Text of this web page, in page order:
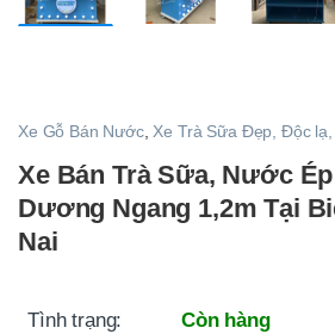
Xe Gỗ Bán Nước, Xe Trà Sữa Đẹp, Độc
Xe Bán Trà Sữa, Nước
Dương Ngang 1,2m Tại
Nai
Tình trạng: Còn hàng